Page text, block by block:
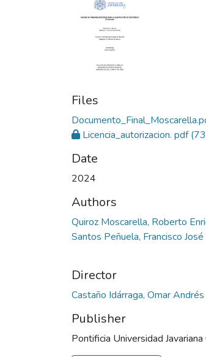
Files
Licencia_autorizacion. pdf
Date
2024
Authors
Quiroz Moscarella, Roberto
Santos Peñuela, Francisco José
Director
Castaño Idárraga, Omar Andrés
Publisher
Pontificia Universidad Javariana